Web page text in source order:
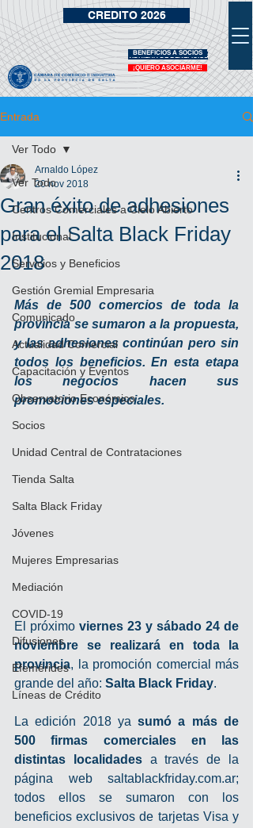
¡QUIERO ASOCIARME!
VIDRIERA DE BENEFICIOS
BENEFICIOS A SOCIOS
CREDITO 2026
Entrada
Ver Todo
Centros Comerciales a Cielo Abierto
Institucional
Servicios y Beneficios
Gestión Gremial Empresaria
Comunicado
Actualidad Comercial
Capacitación y Eventos
Observatorio Económico
Socios
Unidad Central de Contrataciones
Tienda Salta
Salta Black Friday
Jóvenes
Mujeres Empresarias
Mediación
COVID-19
Difusiones
Efemérides
Líneas de Crédito
Ver Todo
Gran éxito de adhesiones
para el Salta Black Friday
2018
Arnaldo López
20 nov 2018
Más de 500 comercios de toda la
provincia se sumaron a la propuesta,
y las adhesiones continúan pero sin
todos los beneficios. En esta etapa
los negocios hacen sus
promociones especiales.
El próximo viernes 23 y sábado 24 de
noviembre se realizará en toda la
provincia, la promoción comercial más
grande del año: Salta Black Friday.
La edición 2018 ya sumó a más de
500 firmas comerciales en las
distintas localidades a través de la
página web saltablackfriday.com.ar;
todos ellos se sumaron con los
beneficios exclusivos de tarjetas Visa y